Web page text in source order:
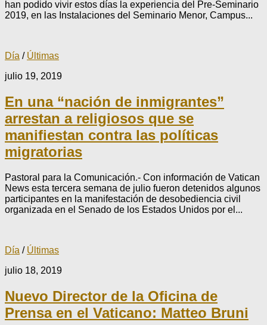
han podido vivir estos días la experiencia del Pre-Seminario
2019, en las Instalaciones del Seminario Menor, Campus...
Día / Últimas
julio 19, 2019
En una “nación de inmigrantes”
arrestan a religiosos que se
manifiestan contra las políticas
migratorias
Pastoral para la Comunicación.- Con información de Vatican
News esta tercera semana de julio fueron detenidos algunos
participantes en la manifestación de desobediencia civil
organizada en el Senado de los Estados Unidos por el...
Día / Últimas
julio 18, 2019
Nuevo Director de la Oficina de
Prensa en el Vaticano: Matteo Bruni